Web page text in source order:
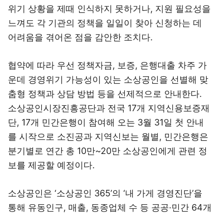
위기 상황을 제때 인식하지 못하거나, 지원 필요성을
느껴도 각 기관의 정책을 일일이 찾아 신청하는 데
어려움을 겪어온 점을 감안한 조치다.
협약에 따라 우선 정책자금, 보증, 은행대출 차주 가
운데 경영위기 가능성이 있는 소상공인을 선별해 맞
춤형 정책과 상담 방법 등을 선제적으로 안내한다.
소상공인시장진흥공단과 전국 17개 지역신용보증재
단, 17개 민간은행이 참여해 오는 3월 31일 첫 안내
를 시작으로 소진공과 지역신보는 월별, 민간은행은
분기별로 연간 총 10만~20만 소상공인에게 관련 정
보를 제공할 예정이다.
소상공인은 ‘소상공인 365’의 ‘내 가게 경영진단’을
통해 유동인구, 매출, 동종업체 수 등 공공·민간 64개